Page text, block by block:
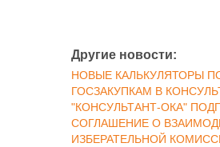
Другие новости:
НОВЫЕ КАЛЬКУЛЯТОРЫ
ГОСЗАКУПКАМ В
"КОНСУЛЬТАНТ-ОКА"
СОГЛАШЕНИЕ О
ИЗБЕРАТЕЛЬНОЙ